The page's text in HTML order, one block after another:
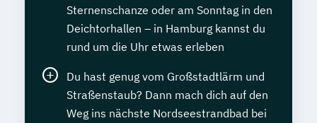
Sternenschanze oder am Sonntag in den
Deichtorhallen – in Hamburg kannst du
rund um die Uhr etwas erleben
Du hast genug vom Großstadtlärm und
Straßenstaub? Dann mach dich auf den
Weg ins nächste Nordseestrandbad bei